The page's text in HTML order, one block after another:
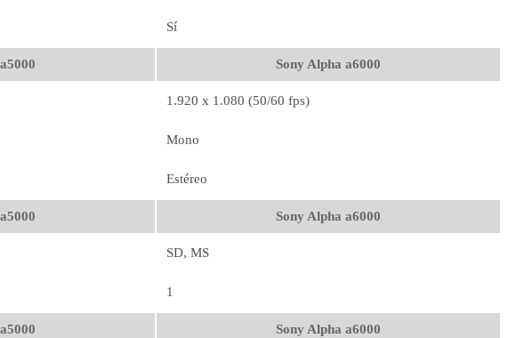
Sí
Sony Alpha a6000
1.920 x 1.080 (50/60 fps)
Mono
Estéreo
Sony Alpha a6000
SD, MS
1
Sony Alpha a6000